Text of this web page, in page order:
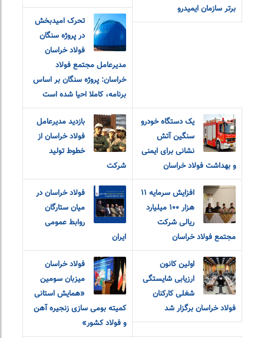
برتر سازمان ایمیدرو
تحرک امیدبخش
در پروژه سنگان
فولاد خراسان
مدیرعامل مجتمع فولاد
خراسان: پروژه سنگان بر اساس
برنامه، کاملا احیا شده است
یک دستگاه خودرو
سنگین آتش
نشانی برای ایمنی
و بهداشت فولاد خراسان
بازدید مدیرعامل
فولاد خراسان از
خطوط تولید
شرکت
افزایش سرمایه ۱۱
هزار ۱۰۰ میلیارد
ریالی شرکت
مجتمع فولاد خراسان
فولاد خراسان در
میان ستارگان
روابط عمومی
ایران
اولین کانون
ارزیابی شایستگی
شغلی کارکنان
فولاد خراسان برگزار شد
فولاد خراسان
میزبان سومین
«همایش استانی
کمیته بومی سازی زنجیره آهن
و فولاد کشور»